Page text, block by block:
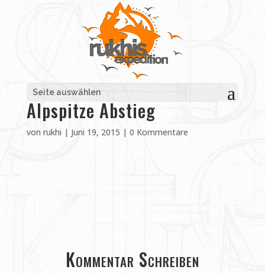
Seite auswählen
Alpspitze Abstieg
von rukhi | Juni 19, 2015 | 0 Kommentare
Kommentar Schreiben